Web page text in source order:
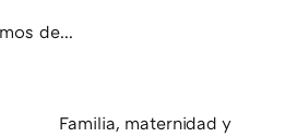
de...
Familia, maternidad y